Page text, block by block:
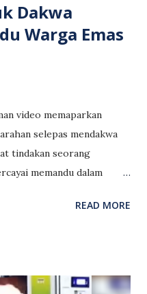
Dakwa
Warga Emas
video memaparkan
selepas mendakwa
tindakan seorang
memandu dalam
keluar dari simpang
tidak memandu laju
READ MORE